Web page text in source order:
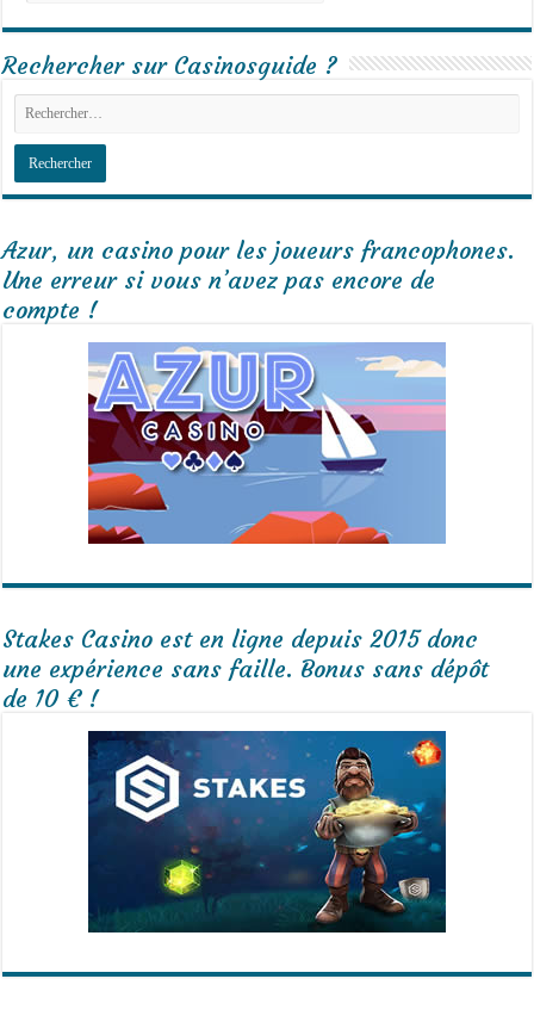
Rechercher sur Casinosguide ?
Azur, un casino pour les joueurs francophones.
Une erreur si vous n’avez pas encore de
compte !
Stakes Casino est en ligne depuis 2015 donc
une expérience sans faille. Bonus sans dépôt
de 10 € !